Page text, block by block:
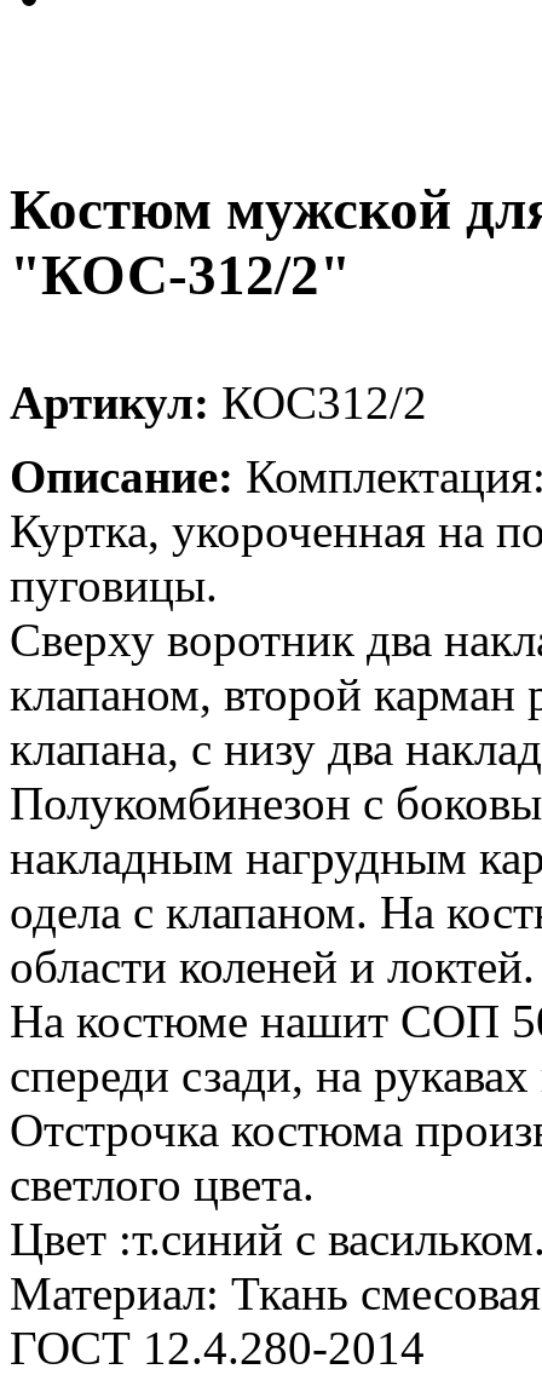
Костюм мужской
"КОС-312/2"
Артикул: КОС312/2
Описание:
Куртка, укороченная на
пуговицы.
Сверху воротник два
клапаном, второй карман
клапана, с низу два
Полукомбинезон с
накладным нагрудным
одела с клапаном. На
области коленей и локтей.
На костюме нашит СОП
спереди сзади, на
Отстрочка костюма
светлого цвета.
Цвет :т.синий с
Материал: Ткань
ГОСТ 12.4.280-2014